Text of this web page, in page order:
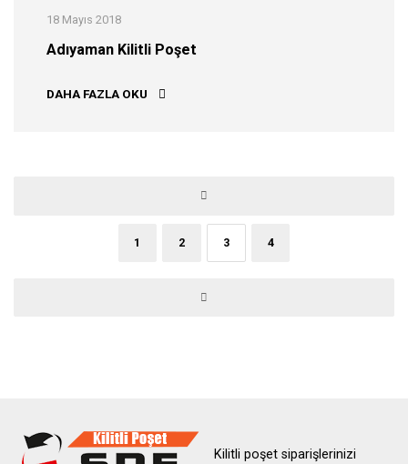
18 Mayıs 2018
Adıyaman Kilitli Poşet
DAHA FAZLA OKU ADIYAMAN KILITLI POŞET
Yazı sayfalaması
1 2 3 4
Kilitli poşet siparişlerinizi